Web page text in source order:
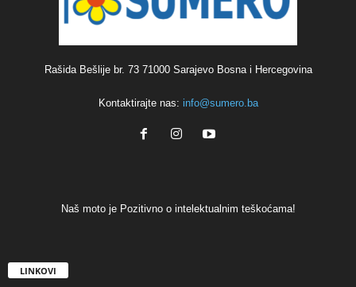
Rašida Bešlije br. 73 71000 Sarajevo Bosna i Hercegovina
Kontaktirajte nas: info@sumero.ba
Naš moto je Pozitivno o intelektualnim teškoćama!
LINKOVI